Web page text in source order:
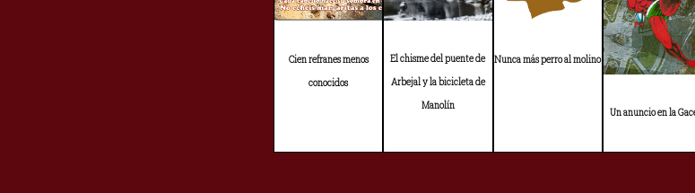
Cien refranes menos
conocidos
El chisme del puente de
Arbejal y la bicicleta de
Manolín
Nunca más perro al molino
Un anuncio en la